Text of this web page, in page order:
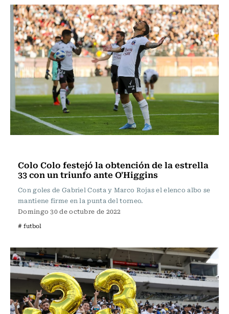
Colo Colo festejó la obtención de la estrella
33 con un triunfo ante O'Higgins
Con goles de Gabriel Costa y Marco Rojas el elenco albo se
mantiene firme en la punta del torneo.
Domingo 30 de octubre de 2022
# futbol